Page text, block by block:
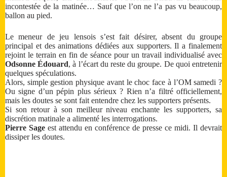
incontestée de la matinée… Sauf que l’on ne l’a pas vu beaucoup,
ballon au pied.
Le meneur de jeu lensois s’est fait désirer, absent du groupe
principal et des animations dédiées aux supporters. Il a finalement
rejoint le terrain en fin de séance pour un travail individualisé avec
Odsonne Édouard, à l’écart du reste du groupe. De quoi entretenir
quelques spéculations.
Alors, simple gestion physique avant le choc face à l’OM samedi ?
Ou signe d’un pépin plus sérieux ? Rien n’a filtré officiellement,
mais les doutes se sont fait entendre chez les supporters présents.
Si son retour à son meilleur niveau enchante les supporters, sa
discrétion matinale a alimenté les interrogations.
Pierre Sage est attendu en conférence de presse ce midi. Il devrait
dissiper les doutes.